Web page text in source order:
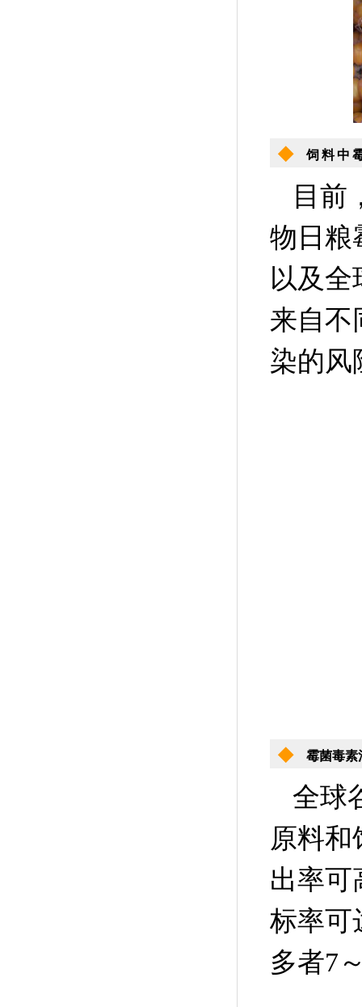
◆ 饲料中
目前
物日粮
以及
来自不
染的风
◆ 霉菌毒素
全球
原料
出率可
标率可
多者7